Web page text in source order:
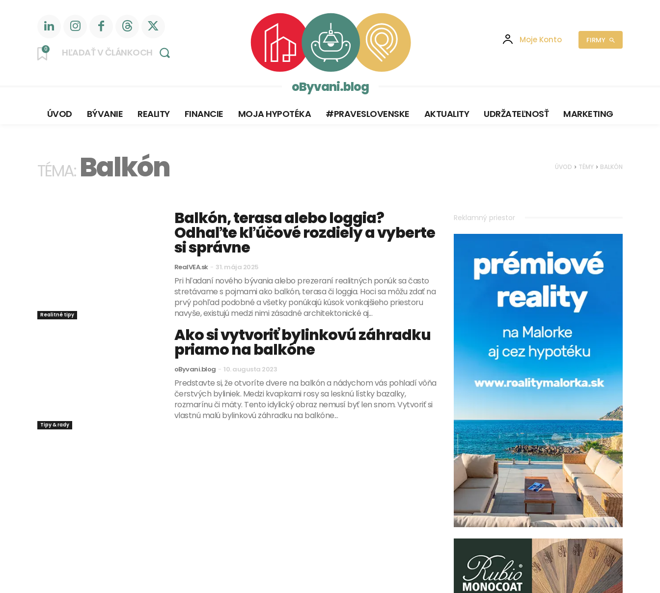
0 HĽADAŤ V ČLÁNKOCH
Moje Konto FIRMY
oByvani.blog
ÚVOD BÝVANIE REALITY FINANCIE MOJA HYPOTÉKA #PRAVESLOVENSKE AKTUALITY UDRŽATEĽNOSŤ MARKETING
TÉMA: Balkón ÚVOD TÉMY BALKÓN
Realitné tipy
Balkón, terasa alebo loggia?
Odhaľte kľúčové rozdiely a vyberte
si správne
RealVEA.sk - 31. mája 2025
Pri hľadaní nového bývania alebo prezeraní realitných ponúk sa často
stretávame s pojmami ako balkón, terasa či loggia. Hoci sa môžu zdať na
prvý pohľad podobné a všetky ponúkajú kúsok vonkajšieho priestoru
navyše, existujú medzi nimi zásadné architektonické aj...
Tipy & rady
Ako si vytvoriť bylinkovú záhradku
priamo na balkóne
oByvani.blog - 10. augusta 2023
Predstavte si, že otvoríte dvere na balkón a nádychom vás pohladí vôňa
čerstvých byliniek. Medzi kvapkami rosy sa lesknú lístky bazalky,
rozmarínu či mäty. Tento idylický obraz nemusí byť len snom. Vytvoriť si
vlastnú malú bylinkovú záhradku na balkóne...
Reklamný priestor